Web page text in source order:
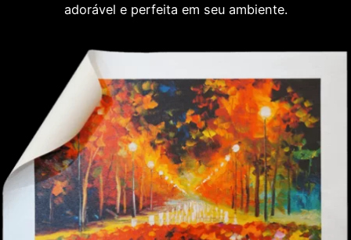
adorável e perfeita em seu ambiente.